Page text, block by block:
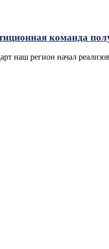
команда
наш регион начал